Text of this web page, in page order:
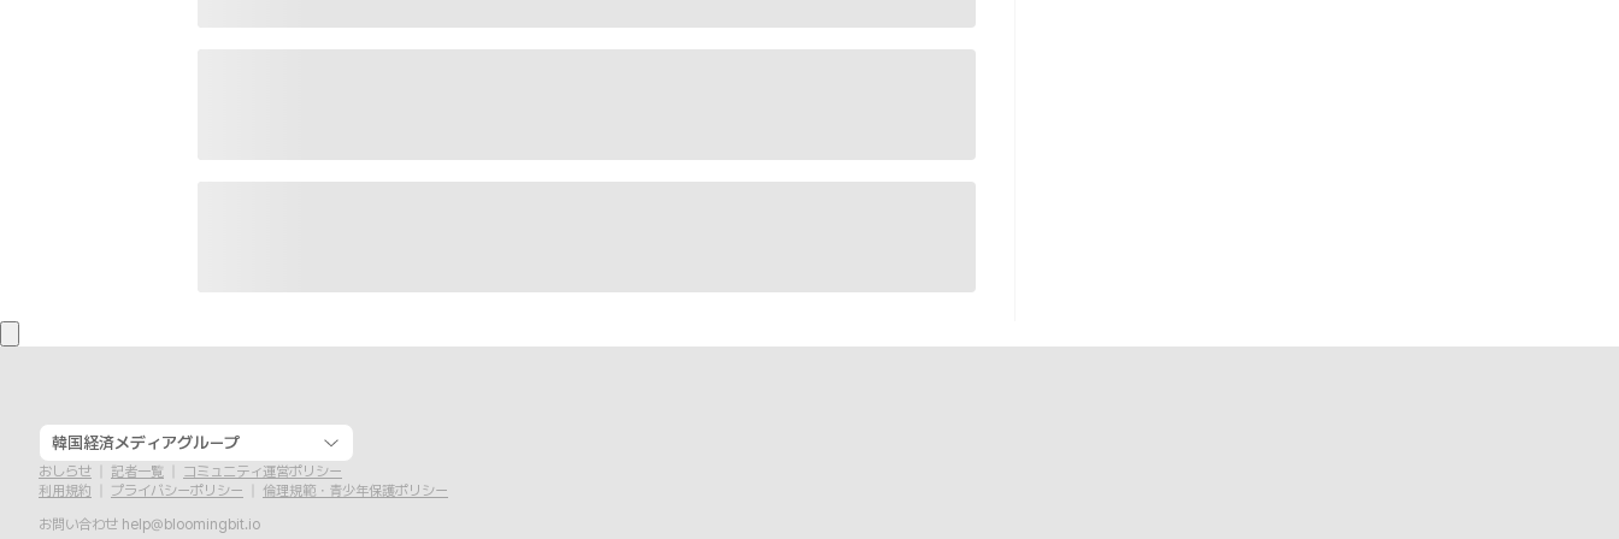
韓国経済メディアグループ
おしらせ 記者一覧
コミュニティ運営ポリシー
利用規約
プライバシーポリシー
倫理規範・青少年保護ポリシー
お問い合わせ help@bloomingbit.io